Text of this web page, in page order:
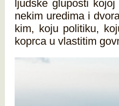
ljudske gluposti
nekim uredima i
kim, koju politiku,
koprca u vlastitim